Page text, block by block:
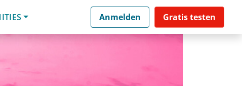
Anmelden Gratis testen